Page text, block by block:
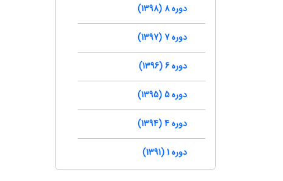
دوره 8 (1398)
دوره 7 (1397)
دوره 6 (1396)
دوره 5 (1395)
دوره 4 (1394)
دوره 1 (1391)